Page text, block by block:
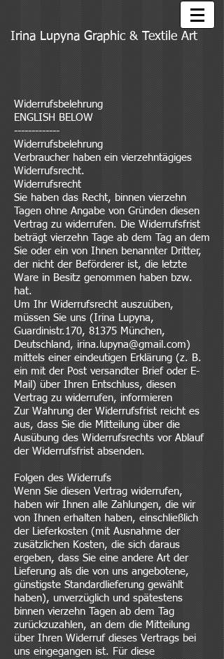
Irina Lupyna Graphic & Textile Art
Widerrufsbelehrung
ENGLISH BELOW
-------------
Widerrufsbelehrung
Verbraucher haben ein vierzehntägiges
Widerrufsrecht.
Widerrufsrecht
Sie haben das Recht, binnen vierzehn
Tagen ohne Angabe von Gründen diesen
Vertrag zu widerrufen. Die Widerrufsfrist
beträgt vierzehn Tage ab dem Tag an dem
Sie oder ein von Ihnen benannter Dritter,
der nicht der Beförderer ist, die letzte
Ware in Besitz genommen haben bzw.
hat.
Um Ihr Widerrufsrecht auszuüben,
müssen Sie uns (Irina Lupyna,
Guardinistr.170, 81375 München,
Deutschland, irina.lupyna@gmail.com)
mittels einer eindeutigen Erklärung (z. B.
ein mit der Post versandter Brief oder E-
Mail) über Ihren Entschluss, diesen
Vertrag zu widerrufen, informieren
Zur Wahrung der Widerrufsfrist reicht es
aus, dass Sie die Mitteilung über die
Ausübung des Widerrufsrechts vor Ablauf
der Widerrufsfrist absenden.
Folgen des Widerrufs
Wenn Sie diesen Vertrag widerrufen,
haben wir Ihnen alle Zahlungen, die wir
von Ihnen erhalten haben, einschließlich
der Lieferkosten (mit Ausnahme der
zusätzlichen Kosten, die sich daraus
ergeben, dass Sie eine andere Art der
Lieferung als die von uns angebotene,
günstigste Standardlieferung gewählt
haben), unverzüglich und spätestens
binnen vierzehn Tagen ab dem Tag
zurückzuzahlen, an dem die Mitteilung
über Ihren Widerruf dieses Vertrags bei
uns eingegangen ist. Für diese